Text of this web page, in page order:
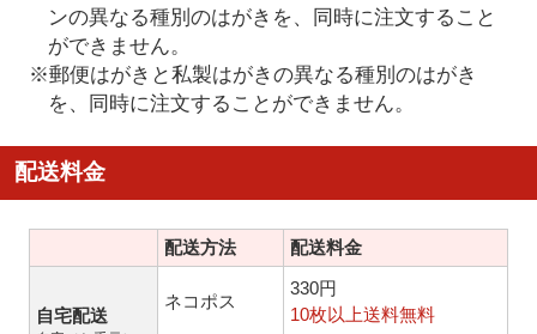
ンの異なる種別のはがきを、同時に注文すること
ができません。
※郵便はがきと私製はがきの異なる種別のはがき
を、同時に注文することができません。
配送料金
配送方法 配送料金
自宅配送
ネコポス
330円
10枚以上送料無料